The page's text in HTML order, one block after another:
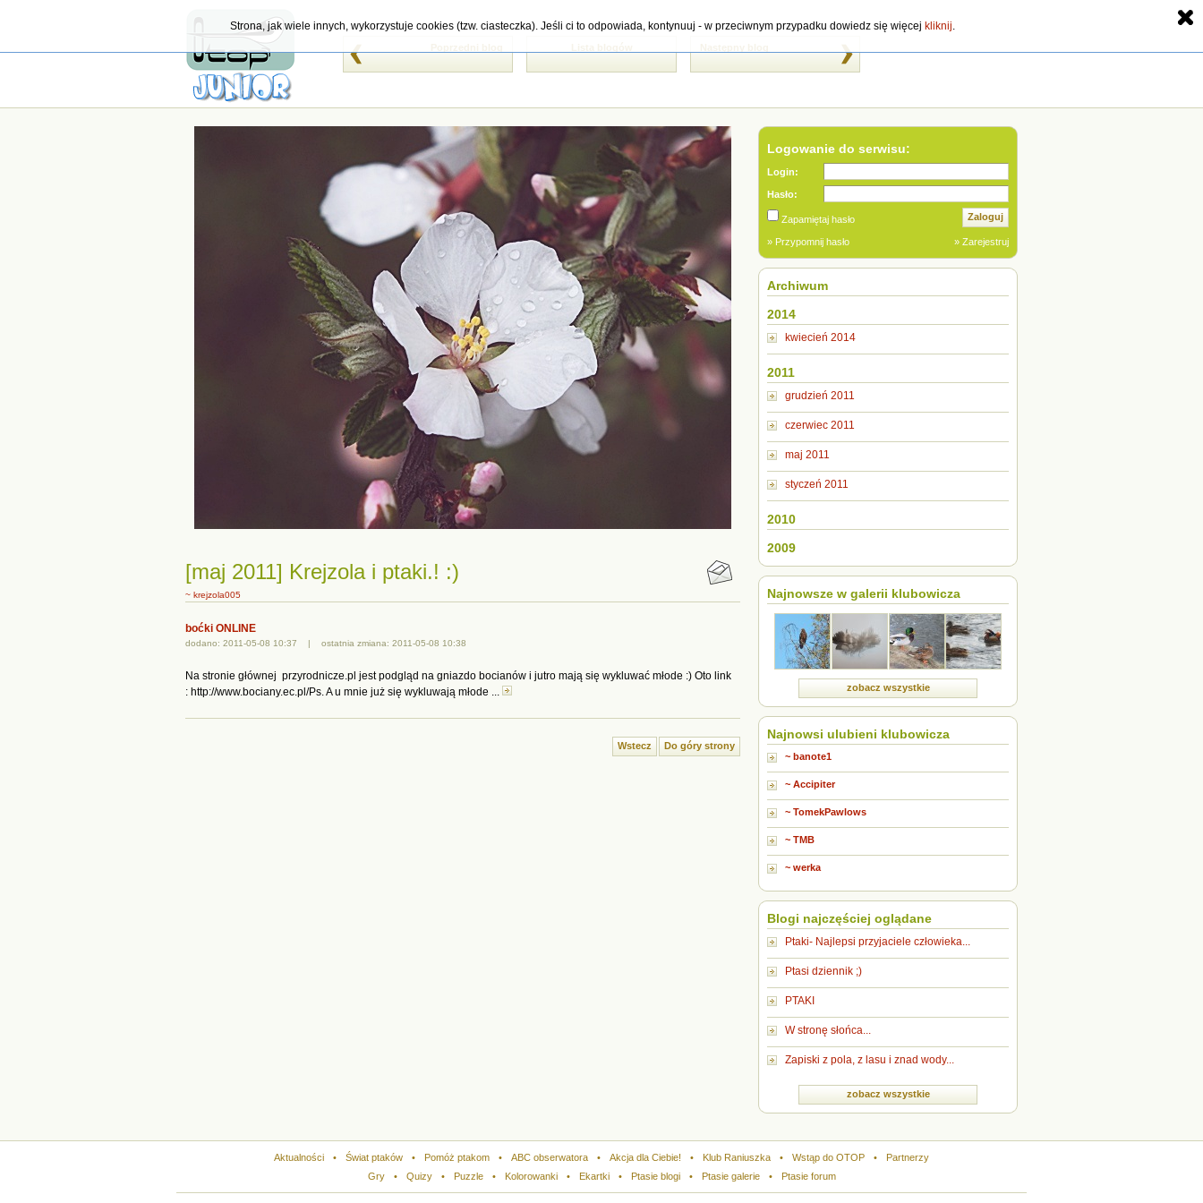
Strona, jak wiele innych, wykorzystuje cookies (tzw. ciasteczka). Jeśli ci to odpowiada, kontynuuj - w przeciwnym przypadku dowiedz się więcej kliknij.
[maj 2011] Krejzola i ptaki.! :)
~ krejzola005
boćki ONLINE
dodano: 2011-05-08 10:37 | ostatnia zmiana: 2011-05-08 10:38
Na stronie głównej przyrodnicze.pl jest podgląd na gniazdo bocianów i jutro mają się wykluwać młode :) Oto link
: http://www.bociany.ec.pl/Ps. A u mnie już się wykluwają młode ...
Do góry strony
Wstecz
Logowanie do serwisu:
Login:
Hasło:
Zapamiętaj hasło Zaloguj
» Przypomnij hasło » Zarejestruj
Archiwum
2014
kwiecień 2014
2011
grudzień 2011
czerwiec 2011
maj 2011
styczeń 2011
2010
2009
Najnowsze w galerii klubowicza
zobacz wszystkie
Najnowsi ulubieni klubowicza
~ banote1
~ Accipiter
~ TomekPawlows
~ TMB
~ werka
Blogi najczęściej oglądane
Ptaki- Najlepsi przyjaciele człowieka...
Ptasi dziennik ;)
PTAKI
W stronę słońca...
Zapiski z pola, z lasu i znad wody...
zobacz wszystkie
Aktualności • Świat ptaków • Pomóż ptakom • ABC obserwatora • Akcja dla Ciebie! • Klub Raniuszka • Wstąp do OTOP •
Partnerzy
Gry
• Quizy • Puzzle • Kolorowanki • Ekartki • Ptasie blogi • Ptasie galerie • Ptasie forum